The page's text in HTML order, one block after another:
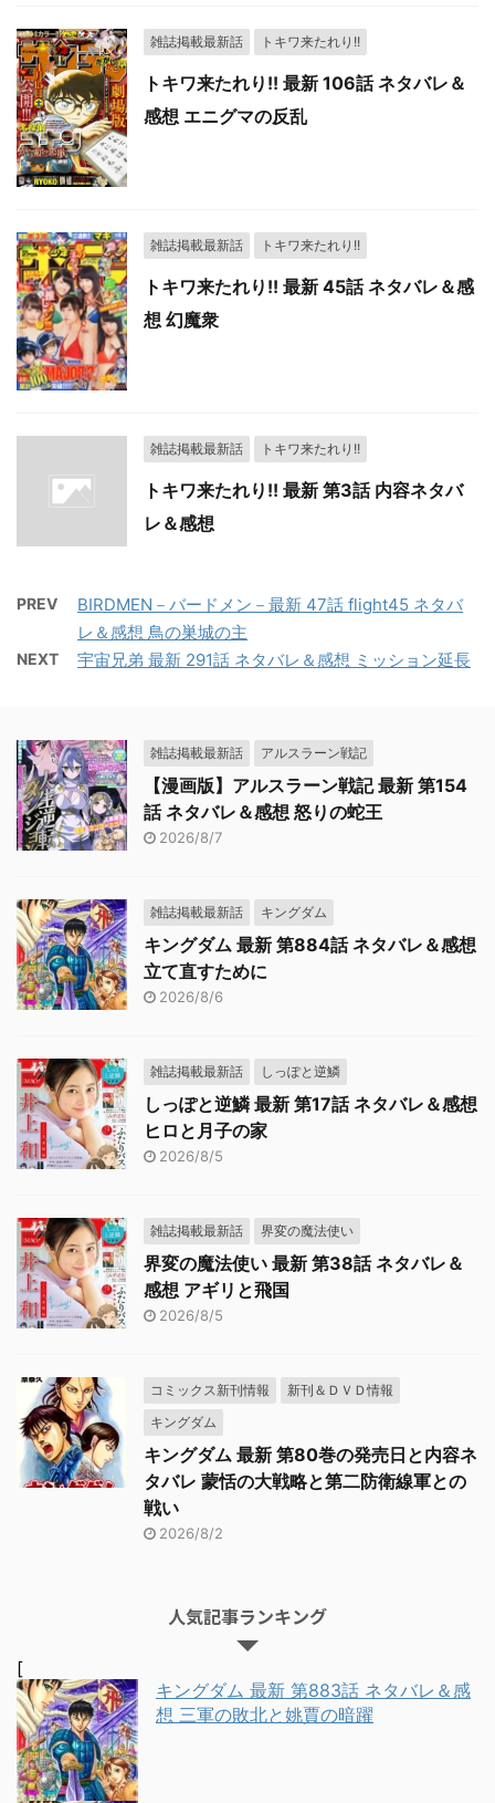
雑誌掲載最新話 トキワ来たれり!!
トキワ来たれり!! 最新 106話 ネタバレ＆
感想 エニグマの反乱
雑誌掲載最新話 トキワ来たれり!!
トキワ来たれり!! 最新 45話 ネタバレ＆感
想 幻魔衆
雑誌掲載最新話 トキワ来たれり!!
トキワ来たれり!! 最新 第3話 内容ネタバ
レ＆感想
PREV
BIRDMEN－バードメン－最新 47話 flight45 ネタバ
レ＆感想 鳥の巣城の主
NEXT 宇宙兄弟 最新 291話 ネタバレ＆感想 ミッション延長
雑誌掲載最新話 アルスラーン戦記
【漫画版】アルスラーン戦記 最新 第154
話 ネタバレ＆感想 怒りの蛇王
2026/8/7
雑誌掲載最新話 キングダム
キングダム 最新 第884話 ネタバレ＆感想
立て直すために
2026/8/6
雑誌掲載最新話 しっぽと逆鱗
しっぽと逆鱗 最新 第17話 ネタバレ＆感想
ヒロと月子の家
2026/8/5
雑誌掲載最新話 界変の魔法使い
界変の魔法使い 最新 第38話 ネタバレ＆
感想 アギリと飛国
2026/8/5
コミックス新刊情報
新刊＆ＤＶＤ情報
キングダム
キングダム 最新 第80巻の発売日と内容ネ
タバレ 蒙恬の大戦略と第二防衛線軍との
戦い
2026/8/2
人気記事ランキング
[
キングダム 最新 第883話 ネタバレ＆感
想 三軍の敗北と姚賈の暗躍